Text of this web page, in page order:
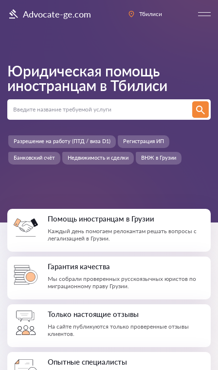
Advocate-ge.com Тбилиси
Юридическая помощь
иностранцам в Тбилиси
ВНЖ в Грузии
Разрешение на работу (ПТД / виза D1) Регистрация ИП
Банковский счёт Недвижимость и сделки
Помощь иностранцам в Грузии
Каждый день помогаем релокантам решать вопросы с
легализацией в Грузии.
Гарантия качества
Мы собрали проверенных русскоязычных юристов по
миграционному праву Грузии.
Только настоящие отзывы
На сайте публикуются только проверенные отзывы
клиентов.
Опытные специалисты